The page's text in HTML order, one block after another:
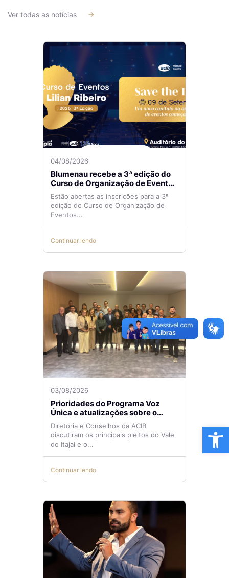
Ver todas as notícias
04/08/2026
Blumenau recebe a 3ª edição do
Curso de Organização de Eventos
Lilian Ribeiro
Estão abertas as inscrições para a 3ª
edição do Curso de Organização de
Eventos...
Continuar lendo
03/08/2026
Prioridades do Programa Voz
Única e atualizações sobre o
Aeroporto de Navegantes são
temas de reunião na ACIB
Diretoria e Conselhos da ACIB
discutiram os principais pleitos do Vale
do Itajaí e o...
Continuar lendo